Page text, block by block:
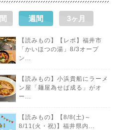
週間 3ヶ月
【読みもの】【レポ】福井市
「かいほつの湯」8/3オープ
ン...
【読みもの】小浜貴船にラーメ
ン屋「麺屋為せば成る」がオ
ー...
【読みもの】【8/8(土)～
8/11(火・祝)】福井県内...